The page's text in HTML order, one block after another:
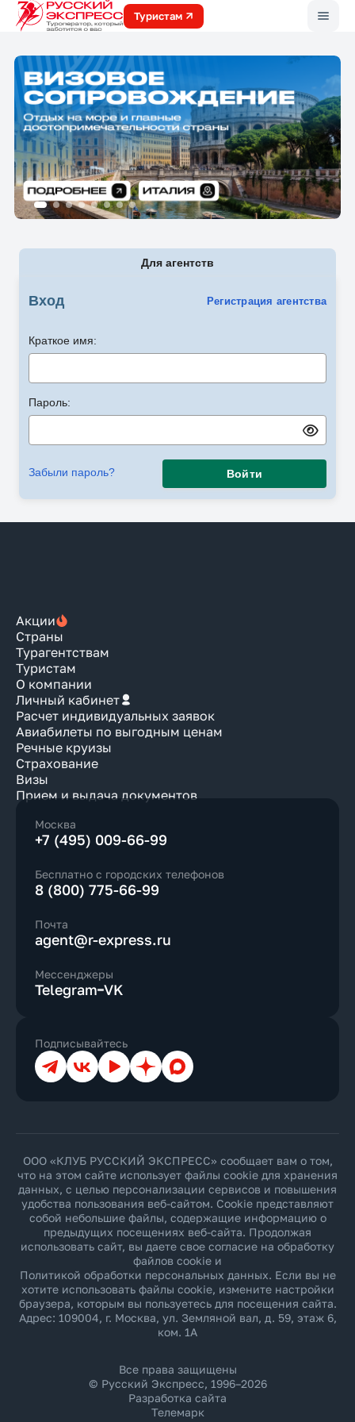
Туристам
Для агентств
Вход Регистрация агентства
Краткое имя:
Пароль:
Забыли пароль? Войти
Акции
Страны
Турагентствам
Туристам
О компании
Личный кабинет
Расчет индивидуальных заявок
Авиабилеты по выгодным ценам
Речные круизы
Страхование
Визы
Прием и выдача документов
Москва
+7 (495) 009-66-99
Бесплатно с городских телефонов
8 (800) 775-66-99
Почта
agent@r-express.ru
Мессенджеры
Telegram VK
Подписывайтесь
ТелеграмВКонтакте
YouTubeДзен Max
ООО «КЛУБ РУССКИЙ ЭКСПРЕСС» сообщает вам о том,
что на этом сайте использует файлы cookie для хранения
данных, с целью персонализации сервисов и повышения
удобства пользования веб-сайтом. Cookie представляют
собой небольшие файлы, содержащие информацию о
предыдущих посещениях веб-сайта. Продолжая
использовать сайт, вы даете свое согласие на обработку
файлов cookie и
Политикой обработки персональных данных. Если вы не
хотите использовать файлы cookie, измените настройки
браузера, которым вы пользуетесь для посещения сайта.
Адрес: 109004, г. Москва, ул. Земляной вал, д. 59, этаж 6,
ком. 1А
Все права защищены
© Русский Экспресс, 1996–2026
Разработка сайта
Телемарк